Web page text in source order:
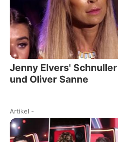
Jenny Elvers'
und Oliver Sanne
Artikel -